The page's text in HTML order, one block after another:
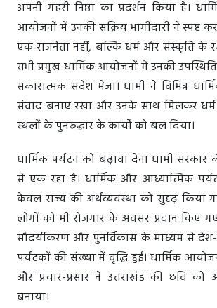
अपनी गहरी निष्ठा का प्रदर्शन किया है।
आयोजनों में उनकी सक्रिय भागीदारी ने स्पष्ट
एक राजनेता नहीं, बल्कि धर्म और संस्कृति के
सभी प्रमुख धार्मिक आयोजनों में उनकी
सकारात्मक संदेश भेजा। धामी ने विभिन्न
संवाद बनाए रखा और उनके साथ मिलकर धर्म
स्थलों के पुनरुद्धार के कार्यों को बल दिया।
धार्मिक पर्यटन को बढ़ावा देना धामी
से एक रहा है। धार्मिक और आध्यात्मिक
केवल राज्य की अर्थव्यवस्था को सुदृढ़ किया
लोगों को भी रोजगार के अवसर प्रदान किए
सौंदर्यीकरण और पुनर्विकास के माध्यम से
पर्यटकों की संख्या में वृद्धि हुई। धार्मिक
और प्रचार-प्रसार ने उत्तराखंड की छवि
बनाया।